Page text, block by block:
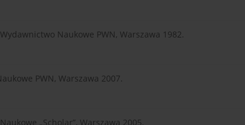
Naukowe PWN, Warszawa 1982.
PWN, Warszawa 2007.
„Scholar”, Warszawa 2005.